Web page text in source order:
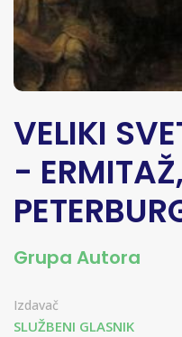
VELIKI
-
Grupa Autora
Izdavač
SLUŽBENI GLASNIK